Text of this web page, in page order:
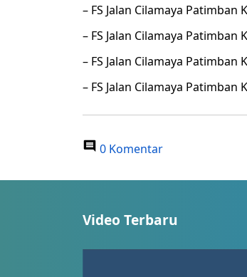
– FS Jalan Cilamaya
– FS Jalan Cilamaya Patimban
– FS Jalan Cilamaya Patimban
– FS Jalan Cilamaya
0 Komentar
Video Terbaru